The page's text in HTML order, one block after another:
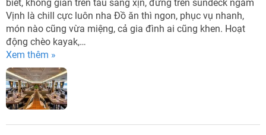
biết, không gian trên tàu sang xịn, đứng trên sundeck ngắm
Vịnh là chill cực luôn nha Đồ ăn thì ngon, phục vụ nhanh,
món nào cũng vừa miệng, cả gia đình ai cũng khen. Hoạt
động chèo kayak,…
Xem thêm »